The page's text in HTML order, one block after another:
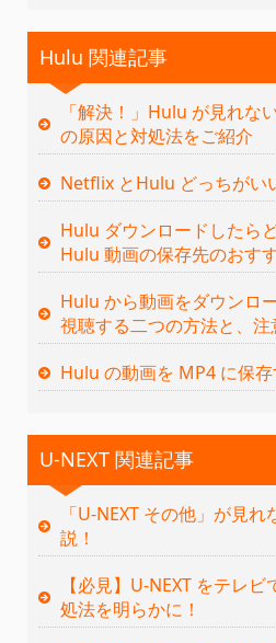
Hulu 関連記事
「解決！」Hulu が見れな
の原因と対処法をご紹介
Netflix とHulu どっちがい
Hulu ダウンロードしたら
Hulu 動画の保存先のおす
Hulu から動画をダウンロ
視聴する二つの方法と、注
Hulu の動画を MP4 に保
U-NEXT 関連記事
「U-NEXT その他」が見
説！
【必見】U-NEXT をテレ
処法を明らかに！